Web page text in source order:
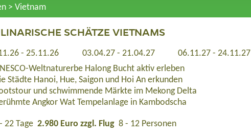
> Vietnam
SCHÄTZE VIETNAMS
- 25.11.26 03.04.27 - 21.04.27 06.11.27 - 24.11.27
Weltnaturerbe Halong Bucht aktiv erleben
Städte Hanoi, Hue, Saigon und Hoi An erkunden
und schwimmende Märkte im Mekong Delta
Angkor Wat Tempelanlage in Kambodscha
22 Tage 2.980 Euro zzgl. Flug 8 - 12 Personen